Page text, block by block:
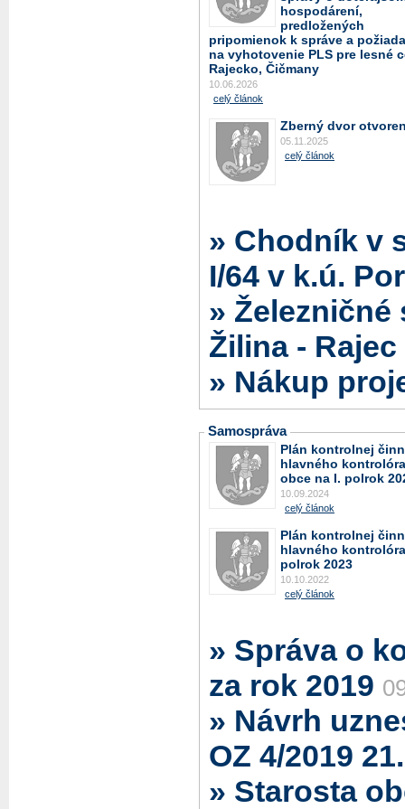
hospodárení,
predložených
pripomienok k správe a
na vyhotovenie PLS pre lesné
Rajecko, Čičmany
10.06.2026
celý článok
Zberný dvor
05.11.2025
celý článok
» Chodník v
I/64 v k.ú.
» Železničné
Žilina - Rajec
» Nákup
Samospráva
Plán kontrolnej
hlavného kontrolóra
obce na I. polrok
10.09.2024
celý článok
Plán kontrolnej
hlavného
polrok 2023
10.10.2022
celý článok
» Správa o
za rok 2019
» Návrh
OZ 4/2019
» Starosta